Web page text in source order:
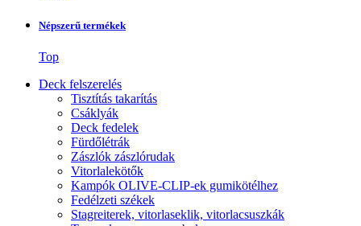
Népszerű termékek
Top
Deck felszerelés
Tisztítás takarítás
Csáklyák
Deck fedelek
Fürdőlétrák
Zászlók zászlórudak
Vitorlalekötők
Kampók OLIVE-CLIP-ek gumikötélhez
Fedélzeti székek
Stagreiterek, vitorlaseklik, vitorlacsuszkák